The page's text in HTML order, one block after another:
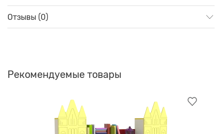
Отзывы (0)
Рекомендуемые товары